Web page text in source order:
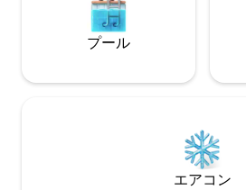
プール
エアコン